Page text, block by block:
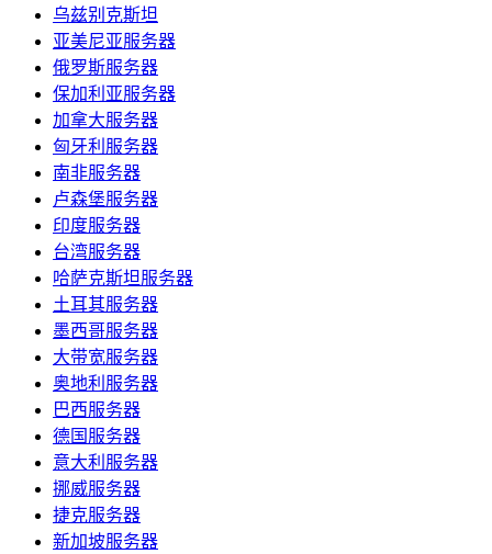
乌兹别克斯坦
亚美尼亚服务器
俄罗斯服务器
保加利亚服务器
加拿大服务器
匈牙利服务器
南非服务器
卢森堡服务器
印度服务器
台湾服务器
哈萨克斯坦服务器
土耳其服务器
墨西哥服务器
大带宽服务器
奥地利服务器
巴西服务器
德国服务器
意大利服务器
挪威服务器
捷克服务器
新加坡服务器